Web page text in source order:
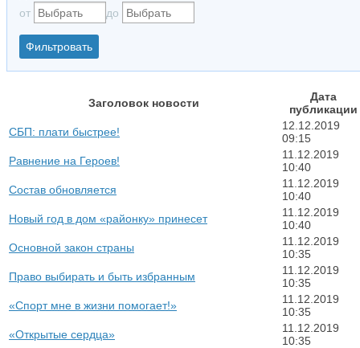
от
до
Заголовок новости
Дата
публикации
СБП: плати быстрее!
12.12.2019
09:15
Равнение на Героев!
11.12.2019
10:40
Состав обновляется
11.12.2019
10:40
Новый год в дом «районку» принесет
11.12.2019
10:40
Основной закон страны
11.12.2019
10:35
Право выбирать и быть избранным
11.12.2019
10:35
«Спорт мне в жизни помогает!»
11.12.2019
10:35
«Открытые сердца»
11.12.2019
10:35